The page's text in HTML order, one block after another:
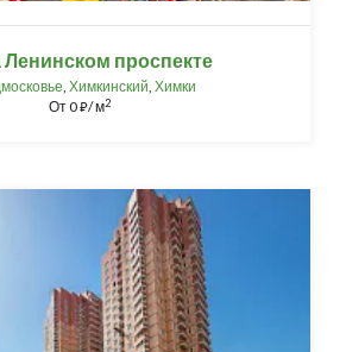
проспекте
, Химкинский, Химки
От0⃏/ м2